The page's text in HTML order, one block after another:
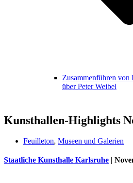
Zusammenführen von
über Peter Weibel
Kunsthallen-Highlights
Feuilleton, Museen und Galerien
Staatliche Kunsthalle Karlsruhe |